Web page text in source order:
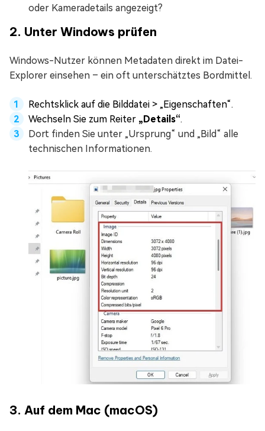
oder Kameradetails angezeigt?
2. Unter Windows prüfen
Windows-Nutzer können Metadaten direkt im Datei-
Explorer einsehen – ein oft unterschätztes Bordmittel.
Rechtsklick auf die Bilddatei > „Eigenschaften“.
Wechseln Sie zum Reiter „Details“.
Dort finden Sie unter „Ursprung“ und „Bild“ alle
technischen Informationen.
3. Auf dem Mac (macOS)